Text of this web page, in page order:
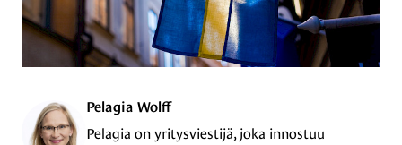
Pelagia Wolff
Pelagia on yritysviestijä, joka innostuu